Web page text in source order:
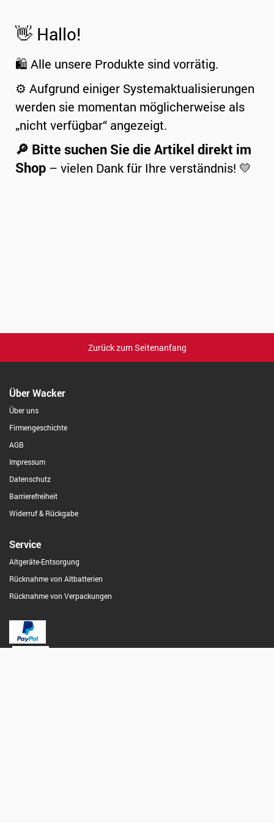
👋 Hallo!
🛍️ Alle unsere Produkte sind vorrätig.
⚙️ Aufgrund einiger Systemaktualisierungen
werden sie momentan möglicherweise als
„nicht verfügbar“ angezeigt.
🔎 Bitte suchen Sie die Artikel direkt im
Shop – vielen Dank für Ihre verständnis! 💛
Zurück zum Seitenanfang
Über Wacker
Über uns
Firmengeschichte
AGB
Impressum
Datenschutz
Barrierefreiheit
Widerruf & Rückgabe
Service
Altgeräte-Entsorgung
Rücknahme von Altbatterien
Rücknahme von Verpackungen